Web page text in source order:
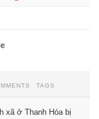
TAGS
xã ở Thanh Hóa bị